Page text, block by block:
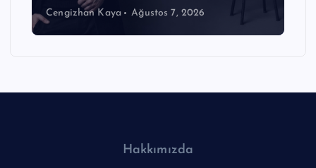
Cengizhan Kaya Ağustos 7, 2026
Hakkımızda